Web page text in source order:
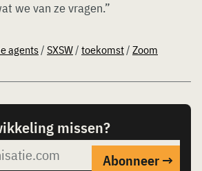
we van ze vragen.”
agents / SXSW / toekomst / Zoom
missen?